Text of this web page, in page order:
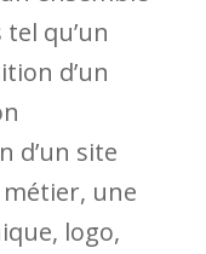
qu’un
d’un
d’un site
une
logo,